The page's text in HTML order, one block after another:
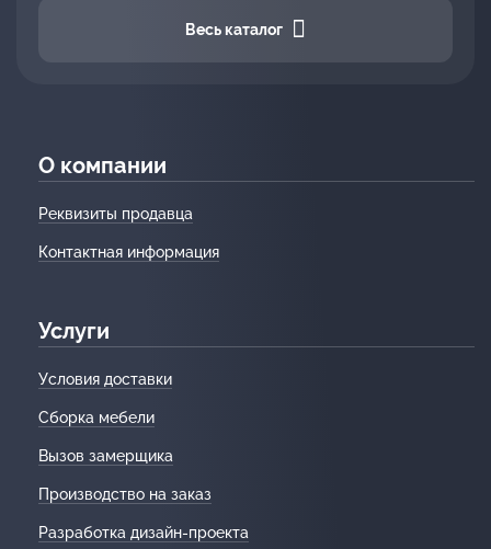
Весь каталог
О компании
Реквизиты продавца
Контактная информация
Услуги
Условия доставки
Сборка мебели
Вызов замерщика
Производство на заказ
Разработка дизайн-проекта